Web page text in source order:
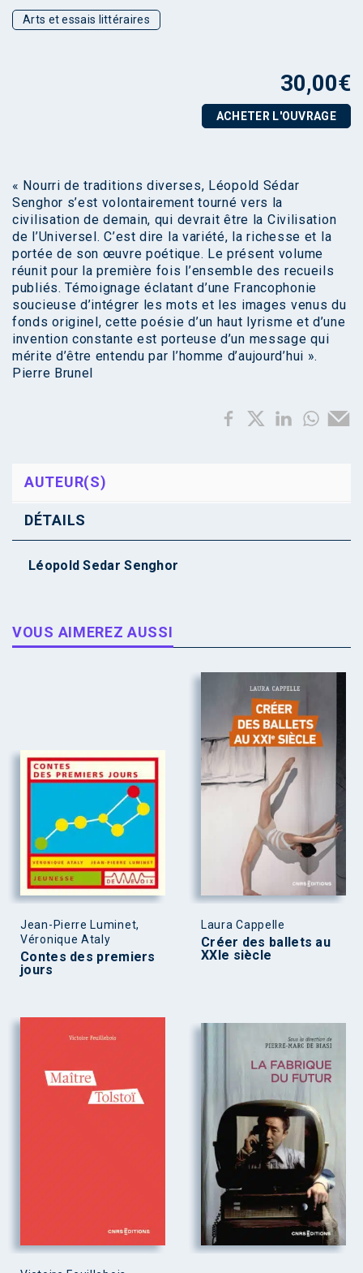
Arts et essais littéraires
30,00€
ACHETER L'OUVRAGE
« Nourri de traditions diverses, Léopold Sédar
Senghor s’est volontairement tourné vers la
civilisation de demain, qui devrait être la Civilisation
de l’Universel. C’est dire la variété, la richesse et la
portée de son œuvre poétique. Le présent volume
réunit pour la première fois l’ensemble des recueils
publiés. Témoignage éclatant d’une Francophonie
soucieuse d’intégrer les mots et les images venus du
fonds originel, cette poésie d’un haut lyrisme et d’une
invention constante est porteuse d’un message qui
mérite d’être entendu par l’homme d’aujourd’hui ».
Pierre Brunel
AUTEUR(S)
DÉTAILS
Léopold Sedar Senghor
VOUS AIMEREZ AUSSI
Jean-Pierre Luminet,
Véronique Ataly
Contes des premiers
jours
Laura Cappelle
Créer des ballets au
XXIe siècle